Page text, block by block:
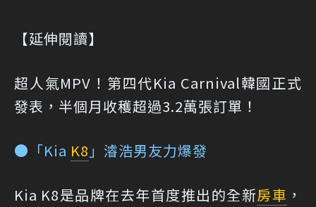
【延伸閱讀】
超人氣MPV！第四代Kia Carnival韓國正式
發表，半個月收穫超過3.2萬張訂單！
●「Kia K8 」濬浩男友力爆發
Kia K8是品牌在去年首度推出的全新房車 ，